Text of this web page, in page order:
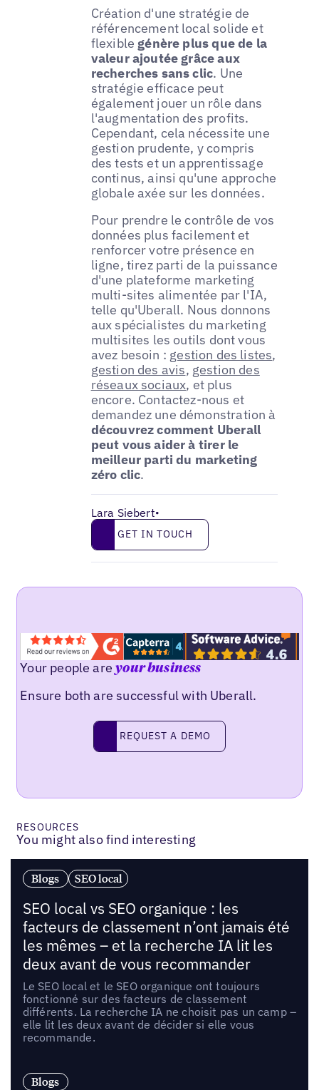
Création d'une stratégie de
référencement local solide et
flexiblegénère plus que de la
valeur ajoutée grâce aux
recherches sans clic. Une
stratégie efficace peut
également jouer un rôle dans
l'augmentation des profits.
Cependant, cela nécessite une
gestion prudente, y compris
des tests et un apprentissage
continus, ainsi qu'une approche
globale axée sur les données.
Pour prendre le contrôle de vos
données plus facilement et
renforcer votre présence en
ligne, tirez parti de la puissance
d'une plateforme marketing
multi-sites alimentée par l'IA,
telle qu'Uberall. Nous donnons
aux spécialistes du marketing
multisites les outils dont vous
avez besoin : gestion des listes,
gestion des avis, gestion des
réseaux sociaux, et plus
encore. Contactez-nous et
demandez une démonstration à
découvrez comment Uberall
peut vous aider à tirer le
meilleur parti du marketing
zéro clic.
Lara Siebert•
Get in touch
GET IN TOUCH
Your people areyour business
Ensure both are successful with Uberall.
Request a demo
REQUEST A DEMO
RESOURCES
You might also find interesting
Blogs SEO local
SEO local vs SEO organique : les
facteurs de classement n’ont jamais été
les mêmes – et la recherche IA lit les
deux avant de vous recommander
Le SEO local et le SEO organique ont toujours
fonctionné sur des facteurs de classement
différents. La recherche IA ne choisit pas un camp –
elle lit les deux avant de décider si elle vous
recommande.
Blogs